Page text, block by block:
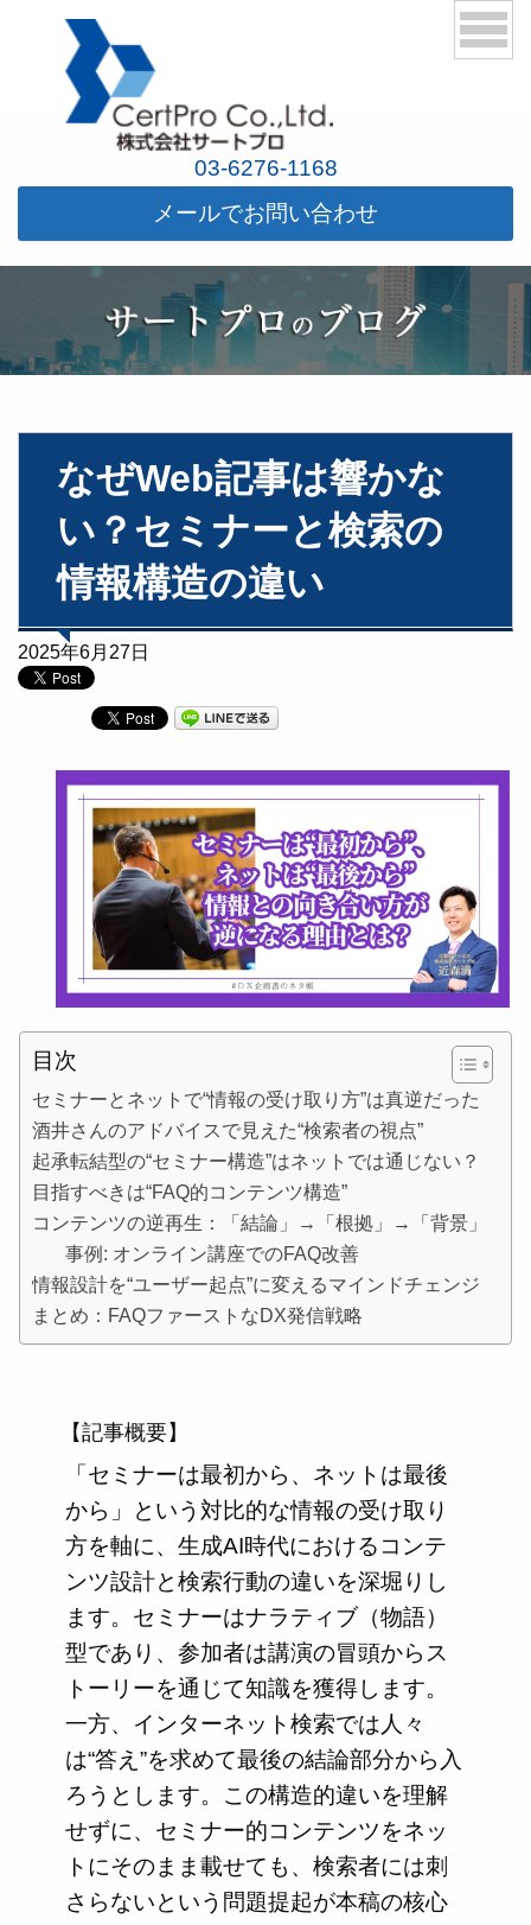
03-6276-1168
メールでお問い合わせ
なぜWeb記事は響かな
い？セミナーと検索の
情報構造の違い
2025年6月27日
目次
セミナーとネットで“情報の受け取り方”は真逆だった
酒井さんのアドバイスで見えた“検索者の視点”
起承転結型の“セミナー構造”はネットでは通じない？
目指すべきは“FAQ的コンテンツ構造”
コンテンツの逆再生：「結論」→「根拠」→「背景」
事例: オンライン講座でのFAQ改善
情報設計を“ユーザー起点”に変えるマインドチェンジ
まとめ：FAQファーストなDX発信戦略
【記事概要】
「セミナーは最初から、ネットは最後
から」という対比的な情報の受け取り
方を軸に、生成AI時代におけるコンテ
ンツ設計と検索行動の違いを深堀りし
ます。セミナーはナラティブ（物語）
型であり、参加者は講演の冒頭からス
トーリーを通じて知識を獲得します。
一方、インターネット検索では人々
は“答え”を求めて最後の結論部分から入
ろうとします。この構造的違いを理解
せずに、セミナー的コンテンツをネッ
トにそのまま載せても、検索者には刺
さらないという問題提起が本稿の核心